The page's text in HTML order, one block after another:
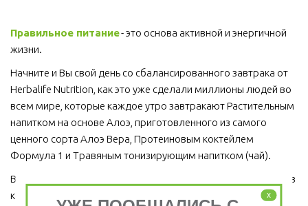
Правильное питание - это основа активной и энергичной
жизни.
Начните и Вы свой день со сбалансированного завтрака от
Herbalife Nutrition, как это уже сделали миллионы людей во
всем мире, которые каждое утро завтракают Растительным
напитком на основе Алоэ, приготовленного из самого
ценного сорта Алоэ Вера, Протеиновым коктейлем
Формула 1 и Травяным тонизирующим напитком (чай).
Ведь завтрак является важным приемом пищи, который ни в
коем случае пропускать нельзя!
x